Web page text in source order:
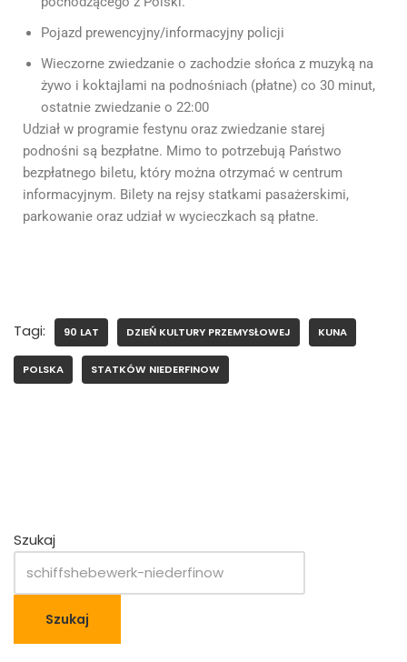
Pojazd prewencyjny/informacyjny policji
Wieczorne zwiedzanie o zachodzie słońca z muzyką na
żywo i koktajlami na podnośniach (płatne) co 30 minut,
ostatnie zwiedzanie o 22:00
Udział w programie festynu oraz zwiedzanie starej
podnośni są bezpłatne. Mimo to potrzebują Państwo
bezpłatnego biletu, który można otrzymać w centrum
informacyjnym. Bilety na rejsy statkami pasażerskimi,
parkowanie oraz udział w wycieczkach są płatne.
Tagi: 90 LAT DZIEŃ KULTURY PRZEMYSŁOWEJ KUNA
POLSKA STATKÓW NIEDERFINOW
Szukaj
Szukaj